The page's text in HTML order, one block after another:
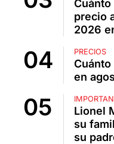
precio
2026
PRECIOS
en
Lionel
su
su